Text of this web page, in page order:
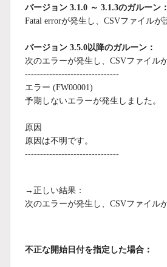
バージョン 3.1.0 ～ 3.1.3のガルーン：
Fatal errorが発生し、CSVファイルが
バージョン 3.5.0以降のガルーン：
次のエラーが発生し、CSVファイル
-------------------------------
エラー (FW00001)
予期しないエラーが発生しました。
原因
原因は不明です。
-------------------------------
→正しい結果：
次のエラーが発生し、CSVファイル
不正な開始日付を指定した場合 ：